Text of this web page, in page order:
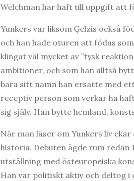
Welchman har haft till uppgift att
Yunkers var liksom Ģelzis också
och han hade oturen att födas
klingat väl mycket av ”tysk
ambitioner, och som han alltså
bara sitt namn han ersatte med
receptiv person som verkar ha
sig själv. Han bytte hemland,
När man läser om Yunkers liv
historia. Debuten ägde rum redan
utställning med östeuropeiska
Han var politiskt aktiv och deltog